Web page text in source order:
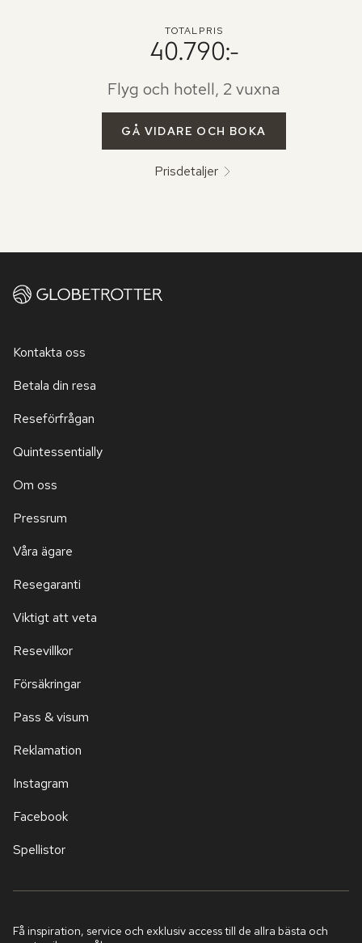
TOTALPRIS
40.790:-
Flyg och hotell, 2 vuxna
GÅ VIDARE OCH BOKA
Prisdetaljer
Kontakta oss
Betala din resa
Reseförfrågan
Quintessentially
Om oss
Pressrum
Våra ägare
Resegaranti
Viktigt att veta
Resevillkor
Försäkringar
Pass & visum
Reklamation
Instagram
Facebook
Spellistor
Få inspiration, service och exklusiv access till de allra bästa och